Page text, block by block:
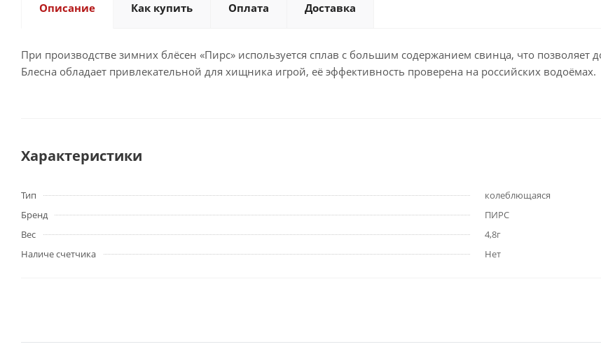
Описание Как купить Оплата Доставка
При производстве зимних блёсен «Пирс» используется сплав с большим содержанием свинца, что
Блесна обладает привлекательной для хищника игрой, её эффективность проверена на российских водоёмах.
Характеристики
Тип
колеблющаяся
Бренд
ПИРС
Вес
4,8г
Наличе счетчика
Нет